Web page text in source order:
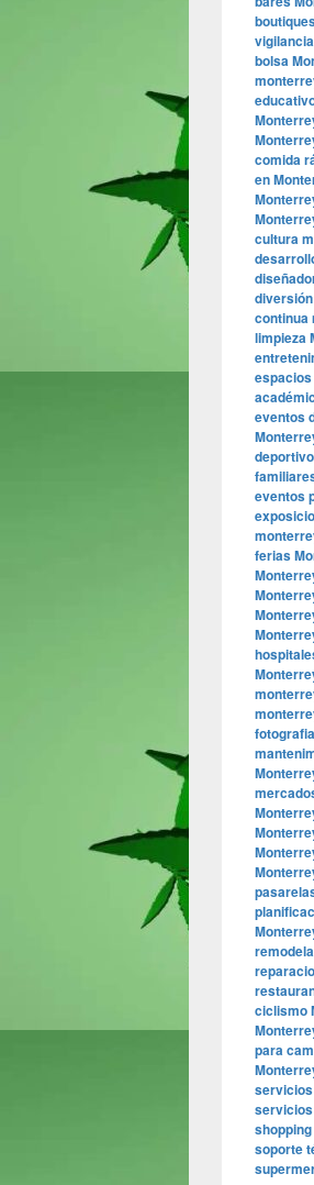
bolsa
comida
en
cultura
continua
limpieza
eventos
eventos
ferias
ciclismo
para
soporte